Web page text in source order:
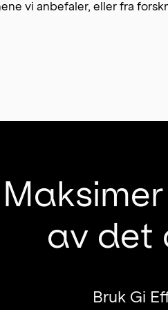
vi anbefaler, eller fra
av det
Bruk Gi